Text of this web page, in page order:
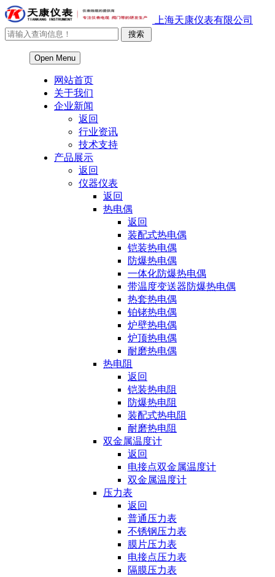
上海天康仪表有限公司
Open Menu
网站首页
关于我们
企业新闻
返回
行业资讯
技术支持
产品展示
返回
仪器仪表
返回
热电偶
返回
装配式热电偶
铠装热电偶
防爆热电偶
一体化防爆热电偶
带温度变送器防爆热电偶
热套热电偶
铂铑热电偶
炉壁热电偶
炉顶热电偶
耐磨热电偶
热电阻
返回
铠装热电阻
防爆热电阻
装配式热电阻
耐磨热电阻
双金属温度计
返回
电接点双金属温度计
双金属温度计
压力表
返回
普通压力表
不锈钢压力表
膜片压力表
电接点压力表
隔膜压力表